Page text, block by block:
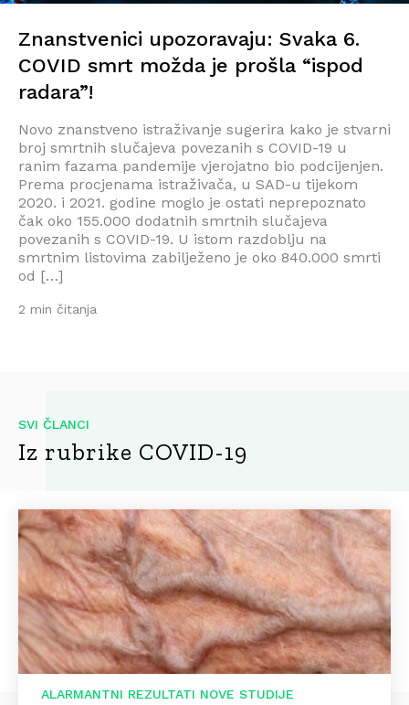
Znanstvenici upozoravaju: Svaka 6.
COVID smrt možda je prošla “ispod
radara”!
Novo znanstveno istraživanje sugerira kako je stvarni
broj smrtnih slučajeva povezanih s COVID-19 u
ranim fazama pandemije vjerojatno bio podcijenjen.
Prema procjenama istraživača, u SAD-u tijekom
2020. i 2021. godine moglo je ostati neprepoznato
čak oko 155.000 dodatnih smrtnih slučajeva
povezanih s COVID-19. U istom razdoblju na
smrtnim listovima zabilježeno je oko 840.000 smrti
od […]
2 min čitanja
Iz rubrike COVID-19
SVI ČLANCI
ALARMANTNI REZULTATI NOVE STUDIJE